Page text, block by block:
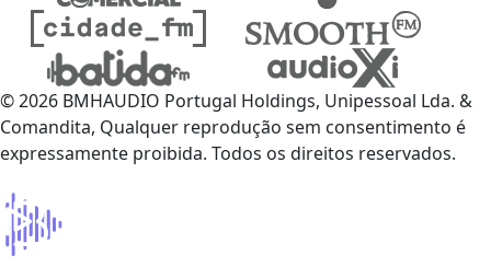
© 2026 BMHAUDIO Portugal Holdings, Unipessoal Lda. &
Comandita, Qualquer reprodução sem consentimento é
expressamente proibida. Todos os direitos reservados.